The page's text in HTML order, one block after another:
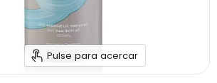
Pulse para acercar